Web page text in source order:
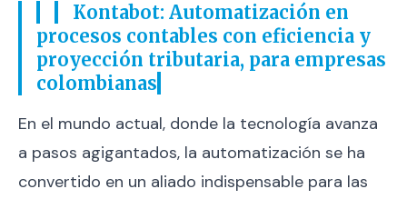
Kontabot: Automatización en
procesos contables con eficiencia y
proyección tributaria, para empresas
colombianas
En el mundo actual, donde la tecnología avanza
a pasos agigantados, la automatización se ha
convertido en un aliado indispensable para las